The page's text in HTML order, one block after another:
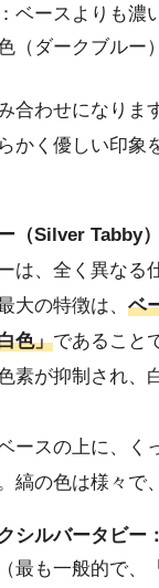
ベースよりも濃
（ダークブルー）
合わせになりま
かく優しい印象
（Silver Tabby）
は、全く異なる
大の特徴は、 ベ
色」であること
素が抑制され、
ースの上に、く
縞の色は様々で、
シルバータビー：
最も一般的で、